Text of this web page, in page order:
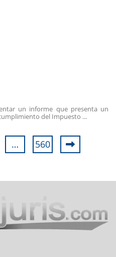
un informe que presenta un
del Impuesto ...
… 560